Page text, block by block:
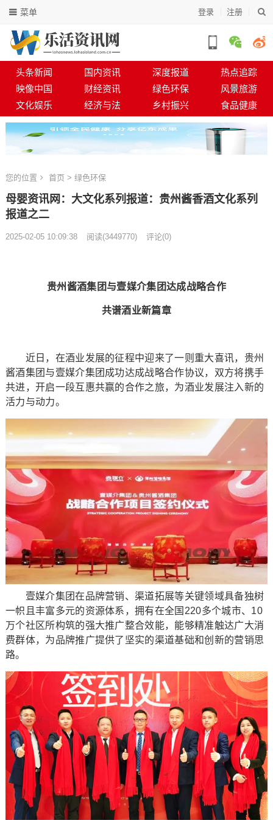
登录 注册
菜单
头条新闻 国内资讯 深度报道
热点追踪
映像中国
财经资讯 绿色环保
风景旅游
文化娱乐
经济与法 乡村振兴 食品健康
您的位置 首页 > 绿色环保
母婴资讯网：大文化系列报道：贵州酱香酒文化系列
报道之二
2025-02-05 10:09:38 阅读(3449770) 评论(0)
贵州酱酒集团与壹媒介集团达成战略合作
共谱酒业新篇章
近日，在酒业发展的征程中迎来了一则重大喜讯，贵州
酱酒集团与壹媒介集团成功达成战略合作协议，双方将携手
共进，开启一段互惠共赢的合作之旅，为酒业发展注入新的
活力与动力。
壹媒介集团在品牌营销、渠道拓展等关键领域具备独树
一帜且丰富多元的资源体系，拥有在全国220多个城市、10
万个社区所构筑的强大推广整合效能，能够精准触达广大消
费群体，为品牌推广提供了坚实的渠道基础和创新的营销思
路。